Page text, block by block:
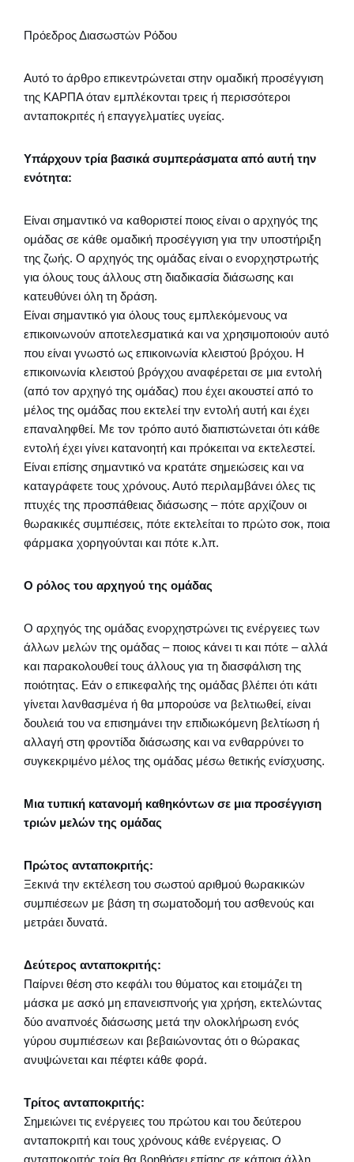
Πρόεδρος Διασωστών Ρόδου
Αυτό το άρθρο επικεντρώνεται στην ομαδική προσέγγιση
της ΚΑΡΠΑ όταν εμπλέκονται τρεις ή περισσότεροι
ανταποκριτές ή επαγγελματίες υγείας.
Υπάρχουν τρία βασικά συμπεράσματα από αυτή την
ενότητα:
Είναι σημαντικό να καθοριστεί ποιος είναι ο αρχηγός της
ομάδας σε κάθε ομαδική προσέγγιση για την υποστήριξη
της ζωής. Ο αρχηγός της ομάδας είναι ο ενορχηστρωτής
για όλους τους άλλους στη διαδικασία διάσωσης και
κατευθύνει όλη τη δράση.
Είναι σημαντικό για όλους τους εμπλεκόμενους να
επικοινωνούν αποτελεσματικά και να χρησιμοποιούν αυτό
που είναι γνωστό ως επικοινωνία κλειστού βρόχου. Η
επικοινωνία κλειστού βρόγχου αναφέρεται σε μια εντολή
(από τον αρχηγό της ομάδας) που έχει ακουστεί από το
μέλος της ομάδας που εκτελεί την εντολή αυτή και έχει
επαναληφθεί. Με τον τρόπο αυτό διαπιστώνεται ότι κάθε
εντολή έχει γίνει κατανοητή και πρόκειται να εκτελεστεί.
Είναι επίσης σημαντικό να κρατάτε σημειώσεις και να
καταγράφετε τους χρόνους. Αυτό περιλαμβάνει όλες τις
πτυχές της προσπάθειας διάσωσης – πότε αρχίζουν οι
θωρακικές συμπιέσεις, πότε εκτελείται το πρώτο σοκ, ποια
φάρμακα χορηγούνται και πότε κ.λπ.
Ο ρόλος του αρχηγού της ομάδας
Ο αρχηγός της ομάδας ενορχηστρώνει τις ενέργειες των
άλλων μελών της ομάδας – ποιος κάνει τι και πότε – αλλά
και παρακολουθεί τους άλλους για τη διασφάλιση της
ποιότητας. Εάν ο επικεφαλής της ομάδας βλέπει ότι κάτι
γίνεται λανθασμένα ή θα μπορούσε να βελτιωθεί, είναι
δουλειά του να επισημάνει την επιδιωκόμενη βελτίωση ή
αλλαγή στη φροντίδα διάσωσης και να ενθαρρύνει το
συγκεκριμένο μέλος της ομάδας μέσω θετικής ενίσχυσης.
Μια τυπική κατανομή καθηκόντων σε μια προσέγγιση
τριών μελών της ομάδας
Πρώτος ανταποκριτής:
Ξεκινά την εκτέλεση του σωστού αριθμού θωρακικών
συμπιέσεων με βάση τη σωματοδομή του ασθενούς και
μετράει δυνατά.
Δεύτερος ανταποκριτής:
Παίρνει θέση στο κεφάλι του θύματος και ετοιμάζει τη
μάσκα με ασκό μη επανεισπνοής για χρήση, εκτελώντας
δύο αναπνοές διάσωσης μετά την ολοκλήρωση ενός
γύρου συμπιέσεων και βεβαιώνοντας ότι ο θώρακας
ανυψώνεται και πέφτει κάθε φορά.
Τρίτος ανταποκριτής:
Σημειώνει τις ενέργειες του πρώτου και του δεύτερου
ανταποκριτή και τους χρόνους κάθε ενέργειας. Ο
ανταποκριτής τρία θα βοηθήσει επίσης σε κάποια άλλη